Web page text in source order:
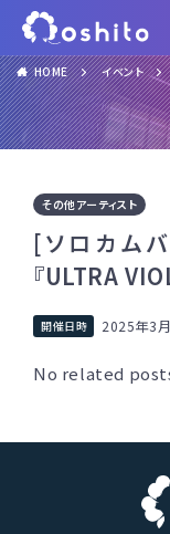
HOME イベント
その他アーティスト
[ソロカム
『ULTRA
2025年3
No related